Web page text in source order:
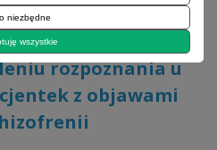
rozpoznania u
z objawami
niezbędne
wszystkie